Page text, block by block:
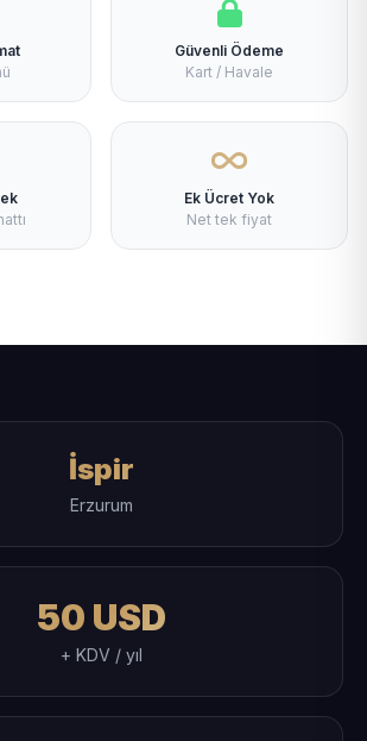
Güvenli Ödeme
Kart / Havale
Ek Ücret Yok
Net tek fiyat
İspir
Erzurum
50 USD
+ KDV / yıl